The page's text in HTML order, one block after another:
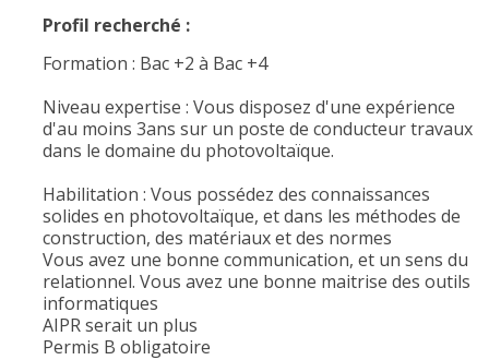
Profil recherché :
Formation : Bac +2 à Bac +4
Niveau expertise : Vous disposez d'une expérience
d'au moins 3ans sur un poste de conducteur travaux
dans le domaine du photovoltaïque.
Habilitation : Vous possédez des connaissances
solides en photovoltaïque, et dans les méthodes de
construction, des matériaux et des normes
Vous avez une bonne communication, et un sens du
relationnel. Vous avez une bonne maitrise des outils
informatiques
AIPR serait un plus
Permis B obligatoire